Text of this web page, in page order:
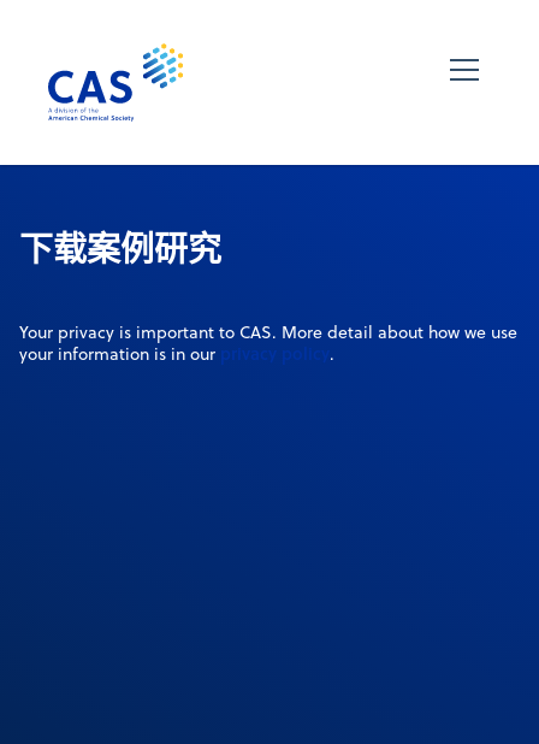
下载案例研究
Your privacy is important to CAS. More detail about how we use
your information is in our privacy policy.